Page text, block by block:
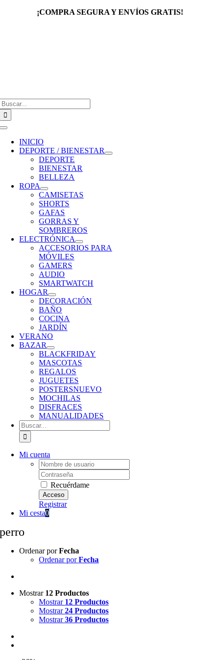
¡COMPRA SEGURA Y ENVÍOS GRATIS!
Toggle
Navigation
INICIO
DEPORTE / BIENESTAR
DEPORTE
BIENESTAR
BELLEZA
ROPA
CAMISETAS
SHORTS
GAFAS
GORRAS Y
SOMBREROS
ELECTRÓNICA
ACCESORIOS PARA
MÓVILES
GAMERS
AUDIO
SMARTWATCH
HOGAR
DECORACIÓN
BAÑO
COCINA
JARDÍN
VERANO
BAZAR
BLACKFRIDAY
MASCOTAS
REGALOS
JUGUETES
POSTERSNUEVO
MOCHILAS
DISFRACES
MANUALIDADES
Buscar:
Mi cuenta
Username:
Password:
Recuérdame
Registrar
Mi cesta0
perro
Ordenar porFecha
Ordenar porFecha
Mostrar 12 Productos
Mostrar 12 Productos
Mostrar24 Productos
Mostrar36 Productos